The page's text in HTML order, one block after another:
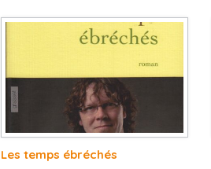
Les temps ébréchés